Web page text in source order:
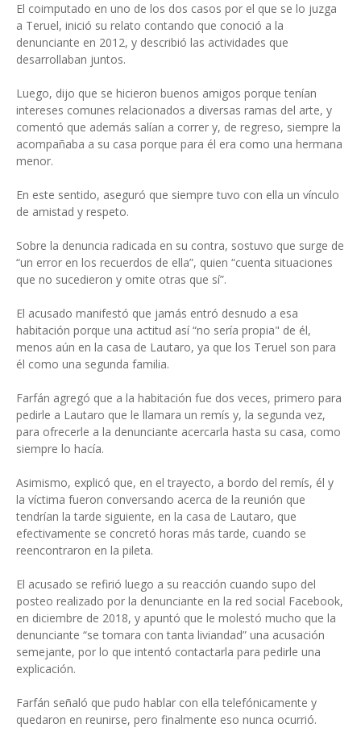
El coimputado en uno de los dos casos por el que se lo juzga
a Teruel, inició su relato contando que conoció a la
denunciante en 2012, y describió las actividades que
desarrollaban juntos.
Luego, dijo que se hicieron buenos amigos porque tenían
intereses comunes relacionados a diversas ramas del arte, y
comentó que además salían a correr y, de regreso, siempre la
acompañaba a su casa porque para él era como una hermana
menor.
En este sentido, aseguró que siempre tuvo con ella un vínculo
de amistad y respeto.
Sobre la denuncia radicada en su contra, sostuvo que surge de
“un error en los recuerdos de ella”, quien “cuenta situaciones
que no sucedieron y omite otras que sí”.
El acusado manifestó que jamás entró desnudo a esa
habitación porque una actitud así “no sería propia" de él,
menos aún en la casa de Lautaro, ya que los Teruel son para
él como una segunda familia.
Farfán agregó que a la habitación fue dos veces, primero para
pedirle a Lautaro que le llamara un remís y, la segunda vez,
para ofrecerle a la denunciante acercarla hasta su casa, como
siempre lo hacía.
Asimismo, explicó que, en el trayecto, a bordo del remís, él y
la víctima fueron conversando acerca de la reunión que
tendrían la tarde siguiente, en la casa de Lautaro, que
efectivamente se concretó horas más tarde, cuando se
reencontraron en la pileta.
El acusado se refirió luego a su reacción cuando supo del
posteo realizado por la denunciante en la red social Facebook,
en diciembre de 2018, y apuntó que le molestó mucho que la
denunciante “se tomara con tanta liviandad” una acusación
semejante, por lo que intentó contactarla para pedirle una
explicación.
Farfán señaló que pudo hablar con ella telefónicamente y
quedaron en reunirse, pero finalmente eso nunca ocurrió.